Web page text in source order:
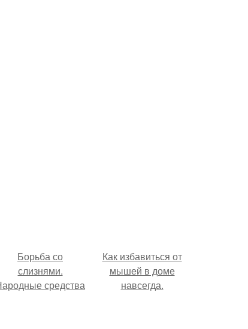
Борьба со
слизнями.
средства
Как избавиться от
мышей в доме
навсегда.